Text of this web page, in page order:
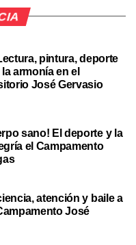
pintura, deporte
armonía en el
José Gervasio
sano! El deporte y la
el Campamento
atención y baile a
José